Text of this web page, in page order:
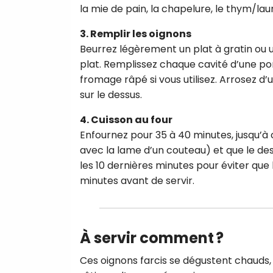
la mie de pain, la chapelure, le thym/
3. Remplir les oignons
Beurrez légèrement un plat à gratin ou
plat. Remplissez chaque cavité d’une
fromage râpé si vous utilisez. Arrosez
sur le dessus.
4. Cuisson au four
Enfournez pour 35 à 40 minutes,
avec la lame d’un couteau) et que le
les 10 dernières minutes pour éviter
minutes avant de servir.
À servir comment ?
Ces oignons farcis se dégustent